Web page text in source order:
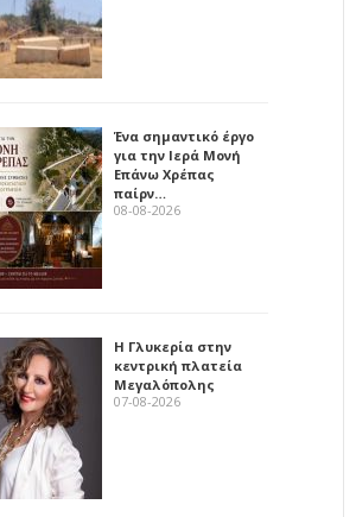
Ένα σημαντικό έργο
για την Ιερά Μονή
Επάνω Χρέπας
παίρν…
08-08-2026
Η Γλυκερία στην
κεντρική πλατεία
Μεγαλόπολης
07-08-2026